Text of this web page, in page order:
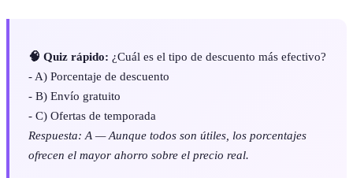
🧠 Quiz rápido: ¿Cuál es el tipo de descuento más efectivo?
- A) Porcentaje de descuento
- B) Envío gratuito
- C) Ofertas de temporada
Respuesta: A — Aunque todos son útiles, los porcentajes
ofrecen el mayor ahorro sobre el precio real.